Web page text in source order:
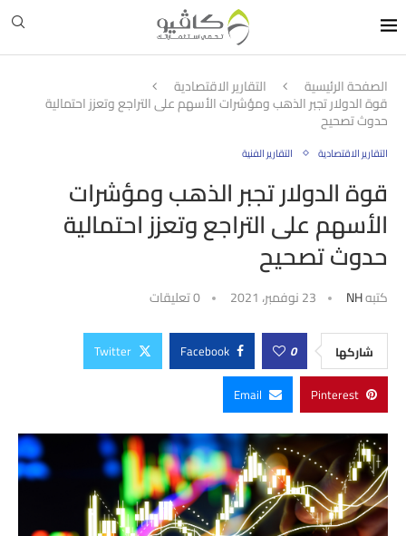
الصفحة الرئيسية التقارير الاقتصادية
قوة الدولار تجبر الذهب ومؤشرات الأسهم على التراجع وتعزز احتمالية
حدوث تصحيح
التقارير الاقتصادية التقارير الفنية
قوة الدولار تجبر الذهب ومؤشرات
الأسهم على التراجع وتعزز احتمالية
حدوث تصحيح
كتبهNH 23 نوفمبر، 2021 0 تعليقات
شاركها 0
Facebook
Twitter
Pinterest
Email